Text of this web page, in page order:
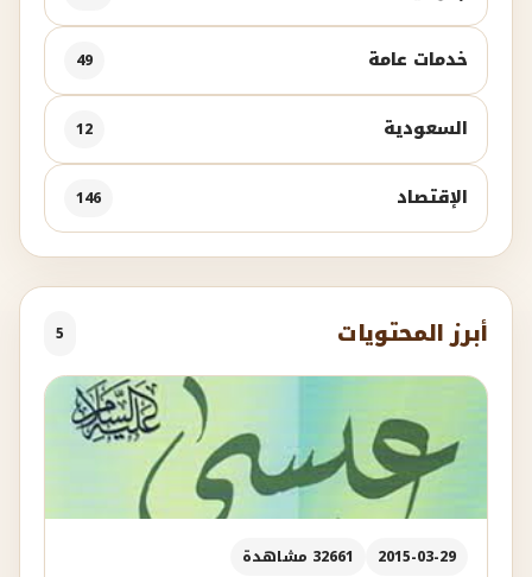
خدمات عامة 49
السعودية 12
الإقتصاد 146
أبرز المحتويات 5
2015-03-29 32661 مشاهدة